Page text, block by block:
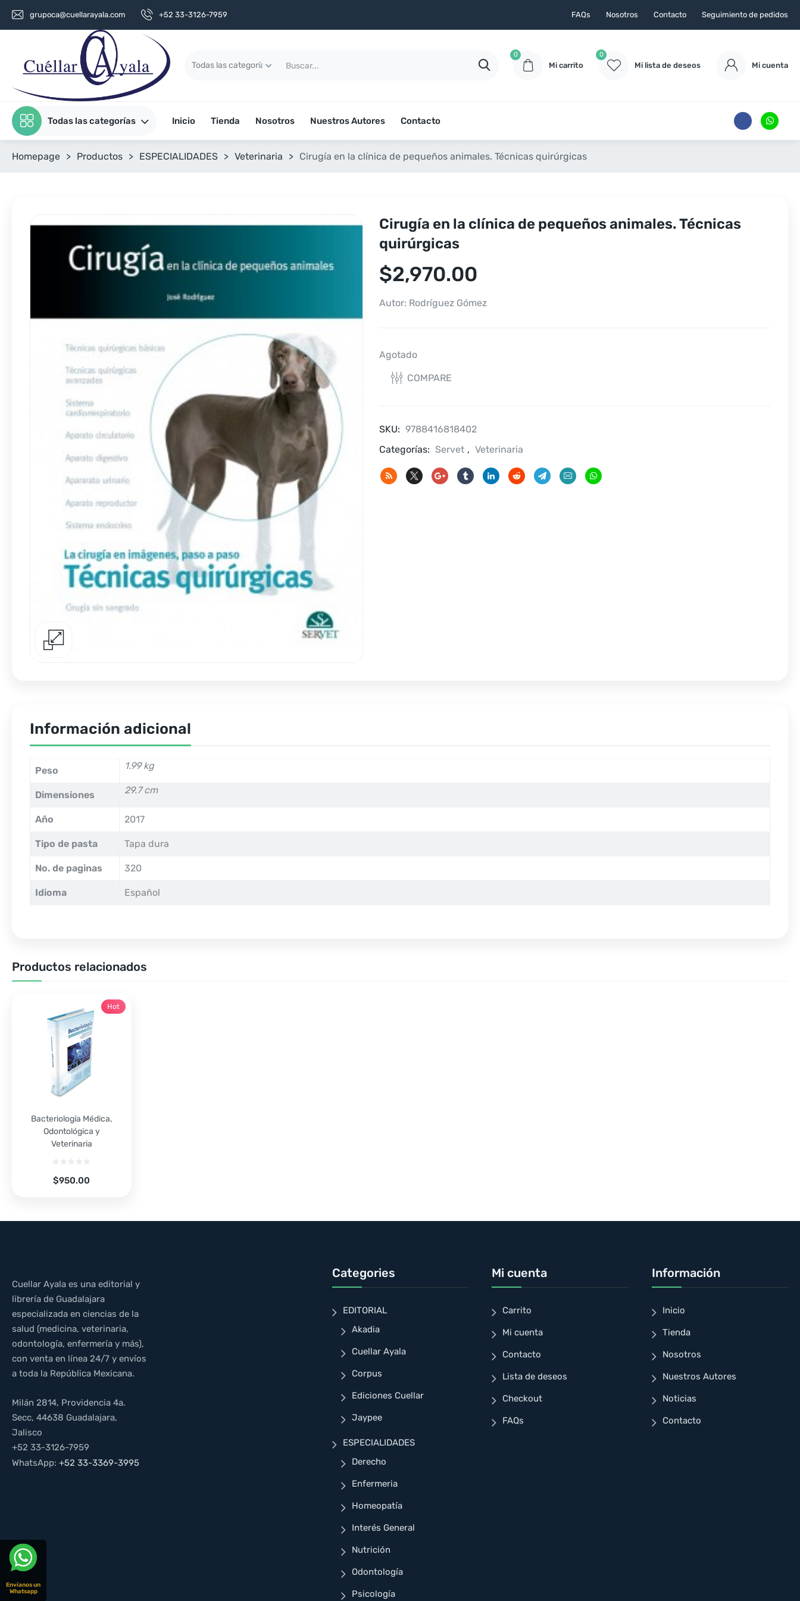
grupoca@cuellarayala.com +52 33-3126-7959 FAQs Nosotros Contacto Seguimiento de pedidos
0
Mi carrito
0
Mi lista de deseos Mi cuenta
Todas las categorías Inicio Tienda Nosotros Nuestros Autores Contacto
Homepage > Productos > ESPECIALIDADES > Veterinaria > Cirugía en la clínica de pequeños animales. Técnicas quirúrgicas
Cirugía en la clínica de pequeños animales. Técnicas
quirúrgicas
$2,970.00
Autor: Rodríguez Gómez
Agotado
COMPARE
SKU: 9788416818402
Categorías: Servet , Veterinaria
Información adicional
Peso 1.99 kg
Dimensiones 29.7 cm
Año 2017
Tipo de pasta Tapa dura
No. de paginas 320
Idioma Español
Productos relacionados
Bacteriología Médica,
Odontológica y
Veterinaria
$950.00
Hot
Cuellar Ayala es una editorial y
librería de Guadalajara
especializada en ciencias de la
salud (medicina, veterinaria,
odontología, enfermería y más),
con venta en línea 24/7 y envíos
a toda la República Mexicana.
Milán 2814, Providencia 4a.
Secc, 44638 Guadalajara,
Jalisco
+52 33-3126-7959
WhatsApp: +52 33-3369-3995
Categories
EDITORIAL
Akadia
Cuellar Ayala
Corpus
Ediciones Cuellar
Jaypee
ESPECIALIDADES
Derecho
Enfermeria
Homeopatía
Interés General
Nutrición
Odontología
Psicología
Mi cuenta
Carrito
Mi cuenta
Contacto
Lista de deseos
Checkout
FAQs
Información
Inicio
Tienda
Nosotros
Nuestros Autores
Noticias
Contacto
Envíanos un
Whatsapp